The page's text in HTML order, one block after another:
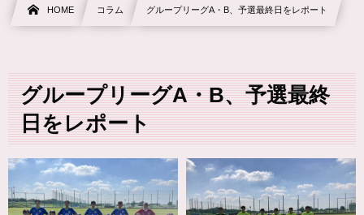
HOME コラム グループリーグA・B、予選最終日をレポート
グループリーグA・B、予選最終
日をレポート